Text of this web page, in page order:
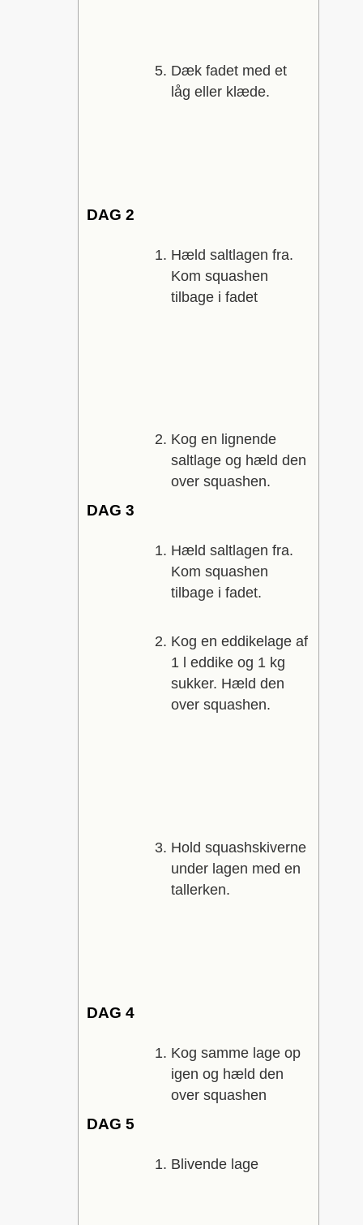
Dæk fadet med et
låg eller klæde.
DAG 2
Hæld saltlagen fra.
Kom squashen
tilbage i fadet
Kog en lignende
saltlage og hæld den
over squashen.
DAG 3
Hæld saltlagen fra.
Kom squashen
tilbage i fadet.
Kog en eddikelage af
1 l eddike og 1 kg
sukker. Hæld den
over squashen.
Hold squashskiverne
under lagen med en
tallerken.
DAG 4
Kog samme lage op
igen og hæld den
over squashen
DAG 5
Blivende lage